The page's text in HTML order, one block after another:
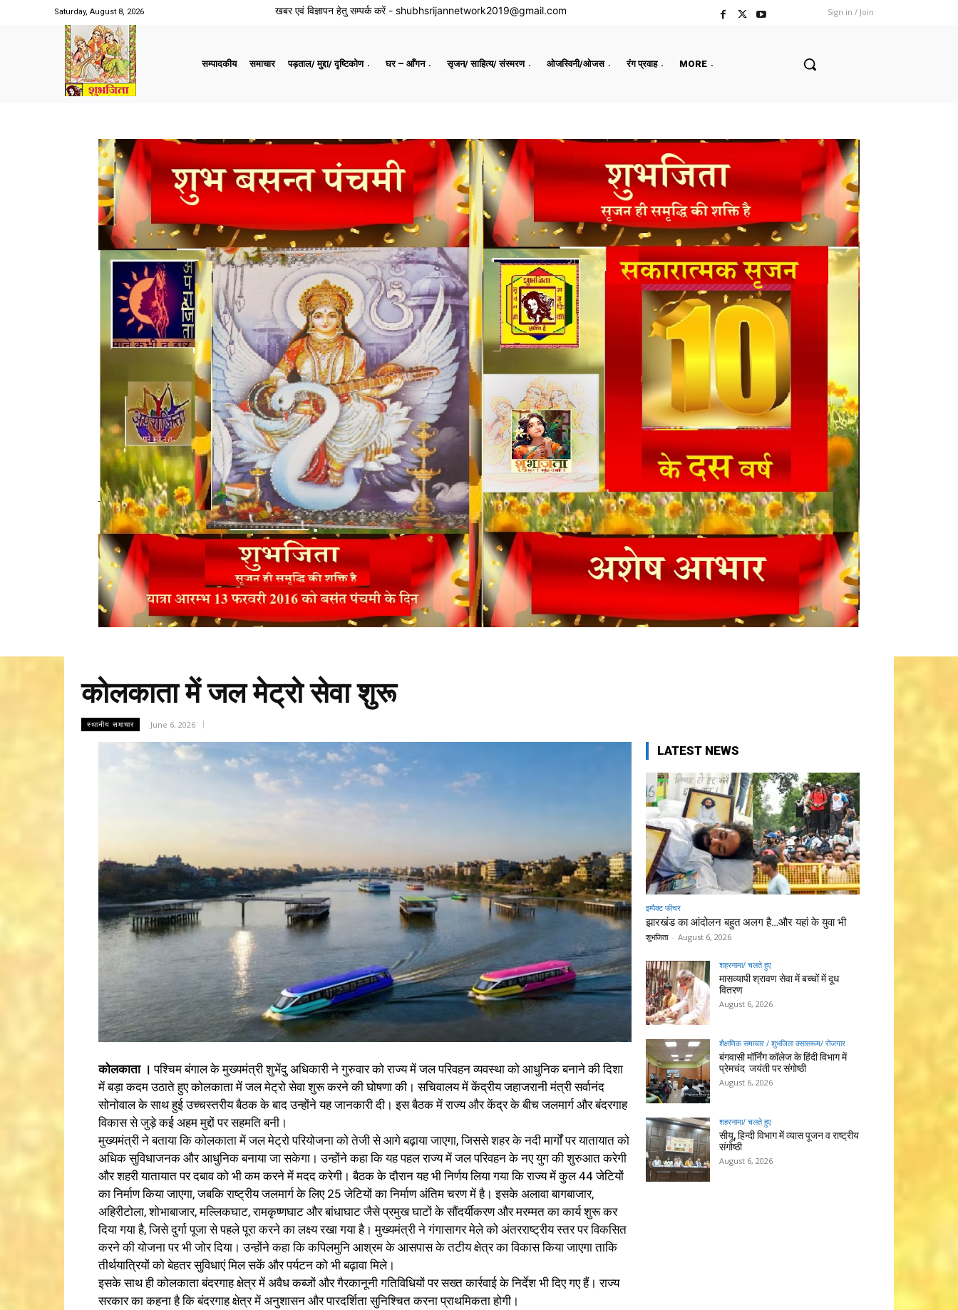
Saturday, August 8, 2026 खबर एवं विज्ञापन हेतु सम्पर्क करें - shubhsrijannetwork2019@gmail.com Sign in / Join
सम्पादकीय समाचार पड़ताल/ मुद्दा/ दृष्टिकोण घर – आँगन सृजन/ साहित्य/ संस्मरण ओजस्विनी/ओजस रंग प्रवाह MORE
कोलकाता में जल मेट्रो सेवा शुरू
स्थानीय समाचार June 6, 2026
कोलकाता । पश्चिम बंगाल के मुख्यमंत्री शुभेंदु अधिकारी ने गुरुवार को राज्य में जल परिवहन व्यवस्था को आधुनिक बनाने की दिशा
में बड़ा कदम उठाते हुए कोलकाता में जल मेट्रो सेवा शुरू करने की घोषणा की। सचिवालय में केंद्रीय जहाजरानी मंत्री सर्वानंद
सोनोवाल के साथ हुई उच्चस्तरीय बैठक के बाद उन्होंने यह जानकारी दी। इस बैठक में राज्य और केंद्र के बीच जलमार्ग और बंदरगाह
विकास से जुड़े कई अहम मुद्दों पर सहमति बनी।
मुख्यमंत्री ने बताया कि कोलकाता में जल मेट्रो परियोजना को तेजी से आगे बढ़ाया जाएगा, जिससे शहर के नदी मार्गों पर यातायात को
अधिक सुविधाजनक और आधुनिक बनाया जा सकेगा। उन्होंने कहा कि यह पहल राज्य में जल परिवहन के नए युग की शुरुआत करेगी
और शहरी यातायात पर दबाव को भी कम करने में मदद करेगी। बैठक के दौरान यह भी निर्णय लिया गया कि राज्य में कुल 44 जेटियों
का निर्माण किया जाएगा, जबकि राष्ट्रीय जलमार्ग के लिए 25 जेटियों का निर्माण अंतिम चरण में है। इसके अलावा बागबाजार,
अहिरीटोला, शोभाबाजार, मल्लिकघाट, रामकृष्णघाट और बांधाघाट जैसे प्रमुख घाटों के सौंदर्यीकरण और मरम्मत का कार्य शुरू कर
दिया गया है, जिसे दुर्गा पूजा से पहले पूरा करने का लक्ष्य रखा गया है। मुख्यमंत्री ने गंगासागर मेले को अंतरराष्ट्रीय स्तर पर विकसित
करने की योजना पर भी जोर दिया। उन्होंने कहा कि कपिलमुनि आश्रम के आसपास के तटीय क्षेत्र का विकास किया जाएगा ताकि
तीर्थयात्रियों को बेहतर सुविधाएं मिल सकें और पर्यटन को भी बढ़ावा मिले।
इसके साथ ही कोलकाता बंदरगाह क्षेत्र में अवैध कब्जों और गैरकानूनी गतिविधियों पर सख्त कार्रवाई के निर्देश भी दिए गए हैं। राज्य
सरकार का कहना है कि बंदरगाह क्षेत्र में अनुशासन और पारदर्शिता सुनिश्चित करना प्राथमिकता होगी।
LATEST NEWS
इम्पैक्ट फीचर
झारखंड का आंदोलन बहुत अलग है…और यहां के युवा भी
शुभजिता - August 6, 2026
शहरनामा/ चलते हुए
मासव्यापी श्रावण सेवा में बच्चों में दूध
वितरण
August 6, 2026
शैक्षणिक समाचार / शुभजिता क्सासरूम/ रोजगार
बंगवासी मॉर्निंग कॉलेज के हिंदी विभाग में
प्रेमचंद जयंती पर संगोष्ठी
August 6, 2026
शहरनामा/ चलते हुए
सीयू, हिन्दी विभाग में व्यास पूजन व राष्ट्रीय
संगोष्ठी
August 6, 2026